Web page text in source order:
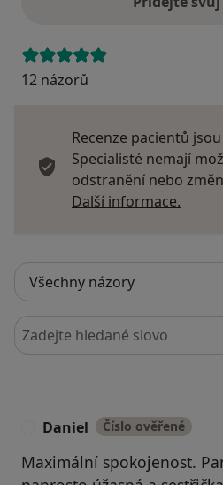
12 názorů
Recenze pacientů
Specialisté nemají
odstranění nebo
Další informace.
Hledejte v názorech
Daniel Číslo ověřené
Maximální spokojenost.